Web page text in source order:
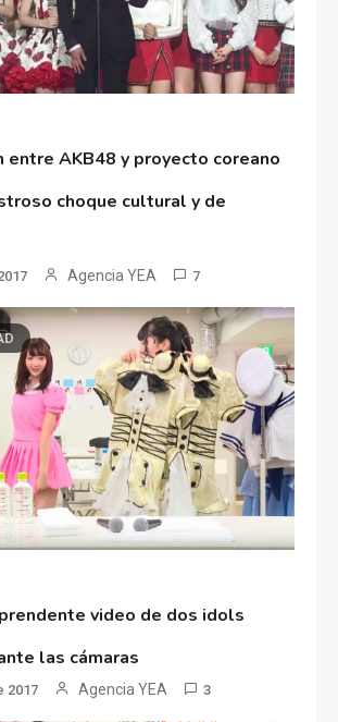
entre AKB48 y proyecto coreano
choque cultural y de
Agencia YEA 7
video de dos idols
las cámaras
2017 Agencia YEA 3